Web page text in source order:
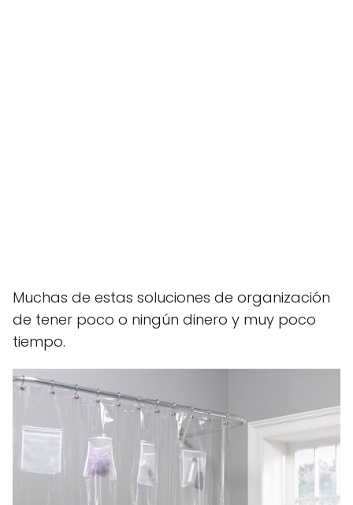
Muchas de estas soluciones de organización
de tener poco o ningún dinero y muy poco
tiempo.